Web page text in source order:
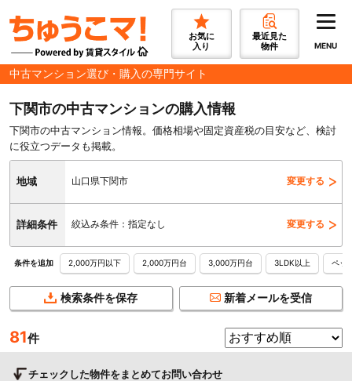
お気に
入り
最近見た
物件
MENU
中古マンション選び・購入の専門サイト
下関市の中古マンションの購入情報
下関市の中古マンション情報。価格相場や固定資産税の目安など、検討
に役立つデータも掲載。
地域 山口県下関市 変更する
詳細条件 絞込み条件：指定なし 変更する
条件を追加 2,000万円以下 2,000万円台 3,000万円台 3LDK以上 ペッ
検索条件を保存 新着メールを受信
81件
チェックした物件をまとめてお問い合わせ